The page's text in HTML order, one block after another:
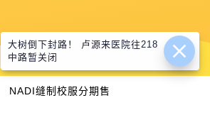
NADI缝制校服分期售 法丽娜：减轻家长负
大树倒下封路！ 卢源来医院往218
中路暂关闭